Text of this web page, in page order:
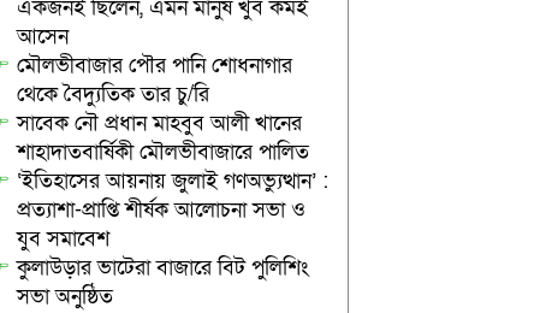
একজনই ছিলেন, এমন মানুষ খুব কমই
আসেন
মৌলভীবাজার পৌর পানি শোধনাগার
থেকে বৈদ্যুতিক তার চু/রি
সাবেক নৌ প্রধান মাহবুব আলী খানের
শাহাদাতবার্ষিকী মৌলভীবাজারে পালিত
‘ইতিহাসের আয়নায় জুলাই গণঅভ্যুত্থান’ :
প্রত্যাশা-প্রাপ্তি শীর্ষক আলোচনা সভা ও
যুব সমাবেশ
কুলাউড়ার ভাটেরা বাজারে বিট পুলিশিং
সভা অনুষ্ঠিত